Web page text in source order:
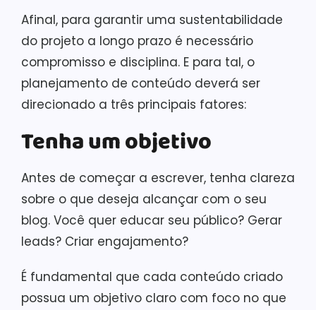
Afinal, para garantir uma sustentabilidade
do projeto a longo prazo é necessário
compromisso e disciplina. E para tal, o
planejamento de conteúdo deverá ser
direcionado a três principais fatores:
Tenha um objetivo
Antes de começar a escrever, tenha clareza
sobre o que deseja alcançar com o seu
blog. Você quer educar seu público? Gerar
leads? Criar engajamento?
É fundamental que cada conteúdo criado
possua um objetivo claro com foco no que